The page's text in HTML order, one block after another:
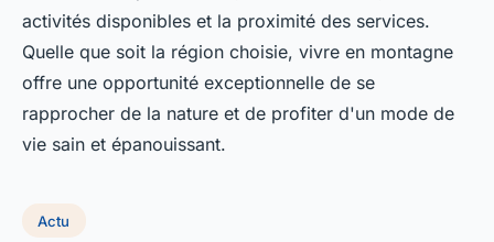
activités disponibles et la proximité des services.
Quelle que soit la région choisie, vivre en montagne
offre une opportunité exceptionnelle de se
rapprocher de la nature et de profiter d'un mode de
vie sain et épanouissant.
Actu